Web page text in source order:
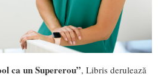
ca un Supererou”, Libris derulează